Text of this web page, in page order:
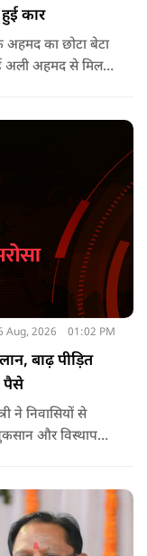
कार
का छोटा बेटा
अली अहमद से मिलने
Aug, 2026 01:02 PM
बाढ़ पीड़ित
पैसे
ने निवासियों से
और विस्थापन